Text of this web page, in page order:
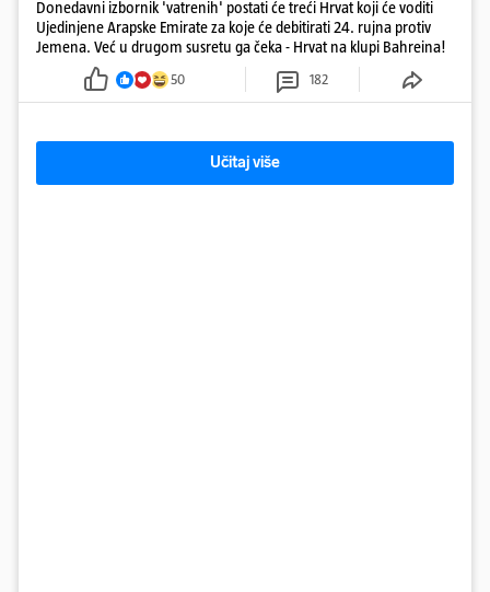
Donedavni izbornik 'vatrenih' postati će treći Hrvat koji će voditi
Ujedinjene Arapske Emirate za koje će debitirati 24. rujna protiv
Jemena. Već u drugom susretu ga čeka - Hrvat na klupi Bahreina!
50 182
Učitaj više